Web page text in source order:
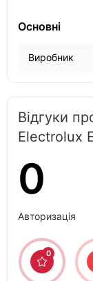
Основні
Виробник
Відгуки
Electrolux
0
Авторизація
0